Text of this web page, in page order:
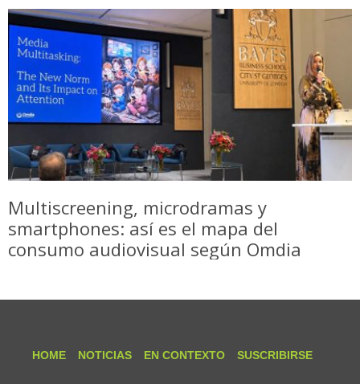
Multiscreening, microdramas y
smartphones: así es el mapa del
consumo audiovisual según Omdia
HOME NOTICIAS EN CONTEXTO SUSCRIBIRSE